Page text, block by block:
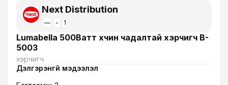
Next Distribution
— - 1
Lumabella 500Ватт хүчин чадалтай хэрчигч B-
5003
хэрчигч
Дэлгэрэнгүй мэдээлэл